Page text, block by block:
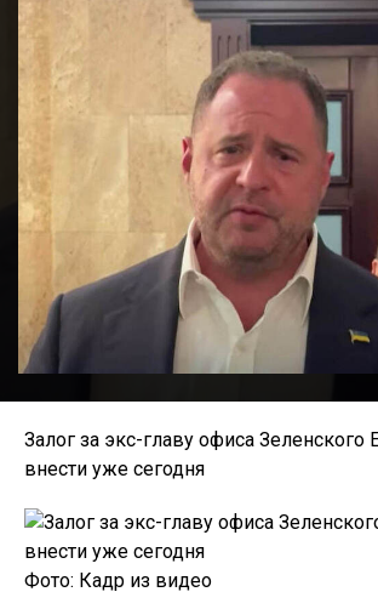
Залог за экс-главу офиса Зеленского
внести уже сегодня
Фото: Кадр из видео